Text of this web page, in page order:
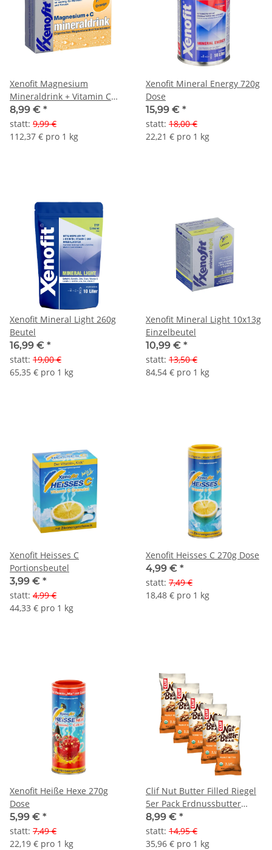
Xenofit Magnesium
Mineraldrink + Vitamin C
20er Portionsbeutelbox
8,99 € *
statt: 9,99 €
112,37 € pro 1 kg
Xenofit Mineral Energy 720g
Dose
15,99 € *
statt: 18,00 €
22,21 € pro 1 kg
Xenofit Mineral Light 260g
Beutel
16,99 € *
statt: 19,00 €
65,35 € pro 1 kg
Xenofit Mineral Light 10x13g
Einzelbeutel
10,99 € *
statt: 13,50 €
84,54 € pro 1 kg
Xenofit Heisses C
Portionsbeutel
3,99 € *
statt: 4,99 €
44,33 € pro 1 kg
Xenofit Heisses C 270g Dose
4,99 € *
statt: 7,49 €
18,48 € pro 1 kg
Xenofit Heiße Hexe 270g
Dose
5,99 € *
statt: 7,49 €
22,19 € pro 1 kg
Clif Nut Butter Filled Riegel
5er Pack Erdnussbutter
(Peanut Butter) MHD 09-
2026
8,99 € *
statt: 14,95 €
35,96 € pro 1 kg